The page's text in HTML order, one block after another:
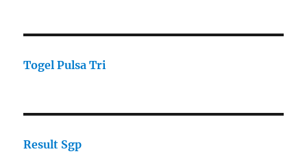
Togel Pulsa Tri
Result Sgp